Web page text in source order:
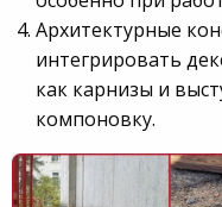
Архитектурные
интегрировать
как карнизы и
компоновку.